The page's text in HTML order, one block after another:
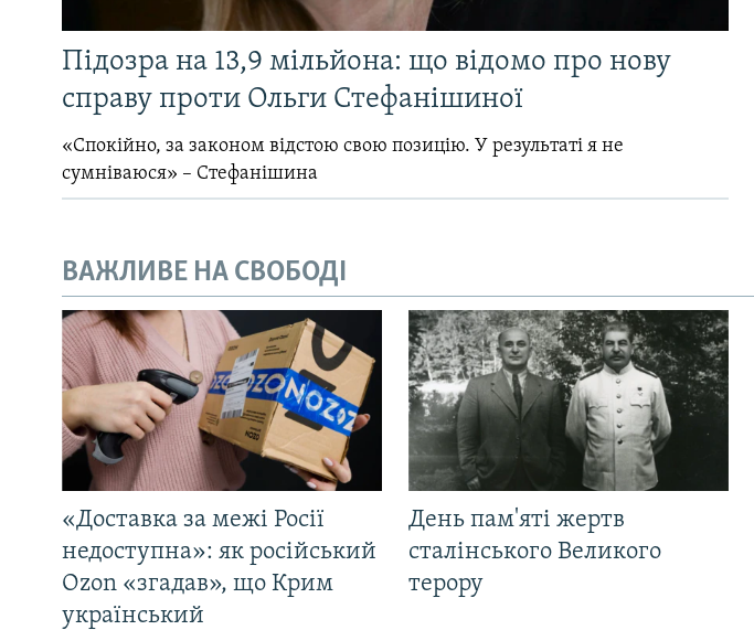
Підозра на 13,9 мільйона: що відомо про нову
справу проти Ольги Стефанішиної
«Спокійно, за законом відстою свою позицію. У результаті я не
сумніваюся» – Стефанішина
ВАЖЛИВЕ НА СВОБОДІ
«Доставка за межі Росії
недоступна»: як російський
Ozon «згадав», що Крим
український
День пам'яті жертв
сталінського Великого
терору